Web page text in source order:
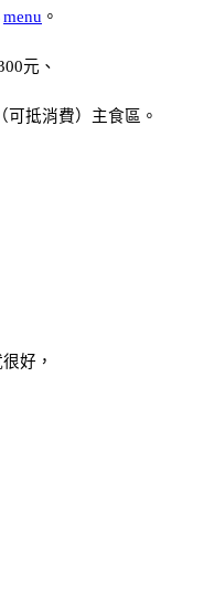
menu 。
元、
（可抵消費）主食區。
好，